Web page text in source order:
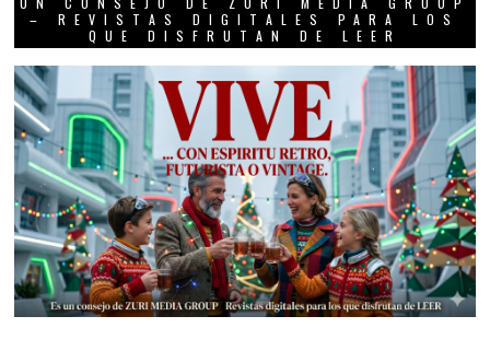
– REVISTAS DIGITALES PARA LOS
QUE DISFRUTAN DE LEER